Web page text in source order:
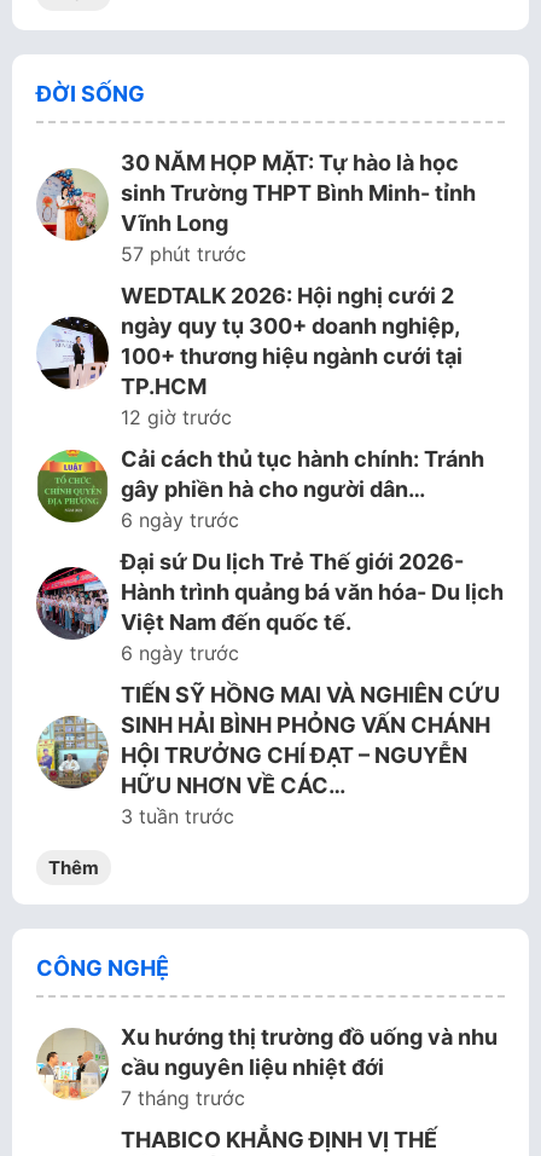
ĐỜI SỐNG
30 NĂM HỌP MẶT: Tự hào là học
sinh Trường THPT Bình Minh- tỉnh
Vĩnh Long
57 phút trước
WEDTALK 2026: Hội nghị cưới 2
ngày quy tụ 300+ doanh nghiệp,
100+ thương hiệu ngành cưới tại
TP.HCM
12 giờ trước
Cải cách thủ tục hành chính: Tránh
gây phiền hà cho người dân…
6 ngày trước
Đại sứ Du lịch Trẻ Thế giới 2026-
Hành trình quảng bá văn hóa- Du lịch
Việt Nam đến quốc tế.
6 ngày trước
TIẾN SỸ HỒNG MAI VÀ NGHIÊN CỨU
SINH HẢI BÌNH PHỎNG VẤN CHÁNH
HỘI TRƯỞNG CHÍ ĐẠT – NGUYỄN
HỮU NHƠN VỀ CÁC…
3 tuần trước
Thêm
CÔNG NGHỆ
Xu hướng thị trường đồ uống và nhu
cầu nguyên liệu nhiệt đới
7 tháng trước
THABICO KHẲNG ĐỊNH VỊ THẾ